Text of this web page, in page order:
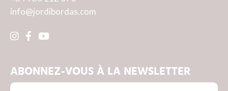
info@jordibordas.com
ABONNEZ-VOUS À LA NEWSLETTER